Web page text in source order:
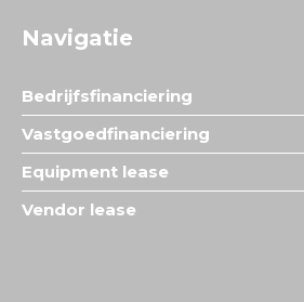
Navigatie
Bedrijfsfinanciering
Vastgoedfinanciering
Equipment lease
Vendor lease